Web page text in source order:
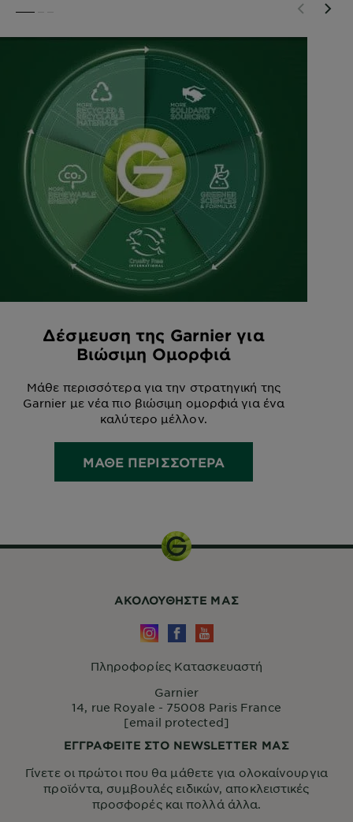
Δέσμευση της Garnier για
Βιώσιμη Ομορφιά
Μάθε περισσότερα για την στρατηγική της
Garnier με νέα πιο βιώσιμη ομορφιά για ένα
καλύτερο μέλλον.
ΜΑΘΕ ΠΕΡΙΣΣΟΤΕΡΑ
ΑΚΟΛΟΥΘHΣΤΕ ΜΑΣ
Πληροφορίες Κατασκευαστή
Garnier
14, rue Royale - 75008 Paris France
[email protected]
ΕΓΓΡΑΦΕΙΤΕ ΣΤΟ NEWSLETTER ΜΑΣ
Γίνετε οι πρώτοι που θα μάθετε για ολοκαίνουργια
προϊόντα, συμβουλές ειδικών, αποκλειστικές
προσφορές και πολλά άλλα.